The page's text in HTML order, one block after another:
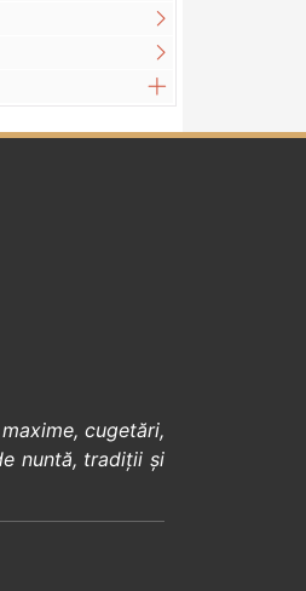
maxime,cugetări,
nuntă, tradiții și